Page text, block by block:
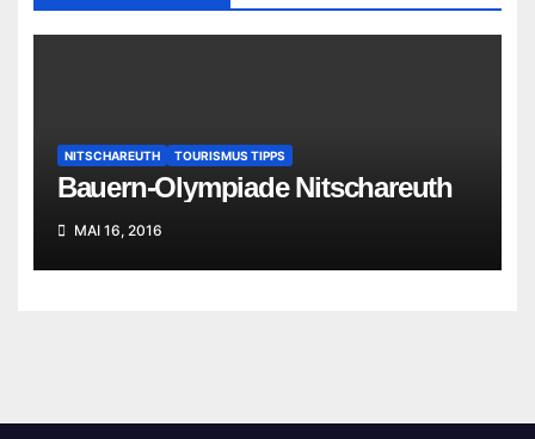
NITSCHAREUTH TOURISMUS TIPPS
Bauern-Olympiade Nitschareuth
MAI 16, 2016